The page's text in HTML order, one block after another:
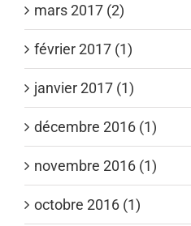
mars 2017 (2)
février 2017 (1)
janvier 2017 (1)
décembre 2016 (1)
novembre 2016 (1)
octobre 2016 (1)